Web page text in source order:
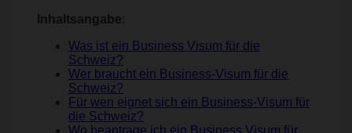
Inhaltsangabe:
Was ist ein Business Visum für die
Schweiz?
Wer braucht ein Business-Visum für die
Schweiz?
Für wen eignet sich ein Business-Visum für
die Schweiz?
Wo beantrage ich ein Business Visum für